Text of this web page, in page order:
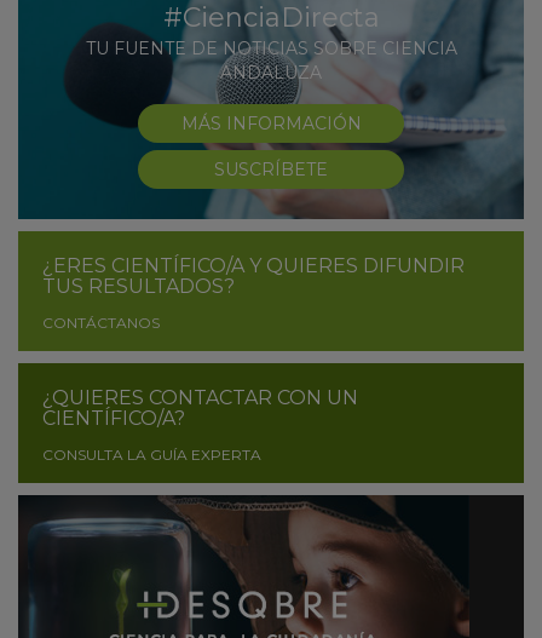
#CienciaDirecta
TU FUENTE DE NOTICIAS SOBRE CIENCIA
ANDALUZA
MÁS INFORMACIÓN
SUSCRÍBETE
¿ERES CIENTÍFICO/A Y QUIERES DIFUNDIR
TUS RESULTADOS?
CONTÁCTANOS
¿QUIERES CONTACTAR CON UN
CIENTÍFICO/A?
CONSULTA LA GUÍA EXPERTA